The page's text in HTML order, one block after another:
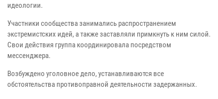
идеологии.
Участники сообщества занимались распространением
экстремистских идей, а также заставляли примкнуть к ним силой.
Свои действия группа координировала посредством
мессенджера.
Возбуждено уголовное дело, устанавливаются все
обстоятельства противоправной деятельности задержанных.